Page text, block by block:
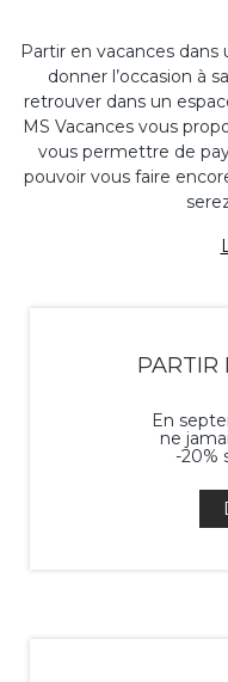
Partir en vacances dans
donner l’occasion à
retrouver dans un
MS Vacances vous
vous permettre de
pouvoir vous faire
PARTIR
En
ne
-20%